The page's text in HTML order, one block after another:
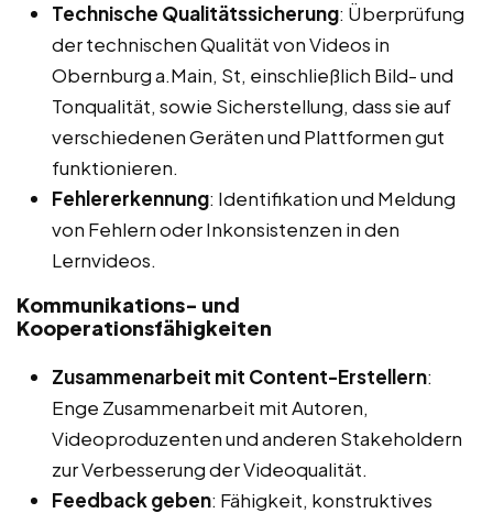
Technische Qualitätssicherung: Überprüfung
der technischen Qualität von Videos in
Obernburg a.Main, St, einschließlich Bild- und
Tonqualität, sowie Sicherstellung, dass sie auf
verschiedenen Geräten und Plattformen gut
funktionieren.
Fehlererkennung: Identifikation und Meldung
von Fehlern oder Inkonsistenzen in den
Lernvideos.
Kommunikations- und
Kooperationsfähigkeiten
Zusammenarbeit mit Content-Erstellern:
Enge Zusammenarbeit mit Autoren,
Videoproduzenten und anderen Stakeholdern
zur Verbesserung der Videoqualität.
Feedback geben: Fähigkeit, konstruktives